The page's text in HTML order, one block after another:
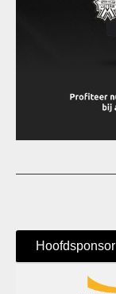
Hoofdsponsor